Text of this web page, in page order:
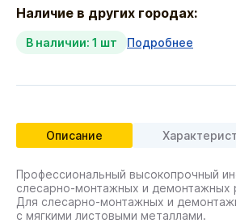
Наличие в других городах:
В наличии: 1 шт Подробнее
Описание
Профессиональный высокопрочный
слесарно-монтажных и демонтажных
Для слесарно-монтажных и
с мягкими листовыми металлами.